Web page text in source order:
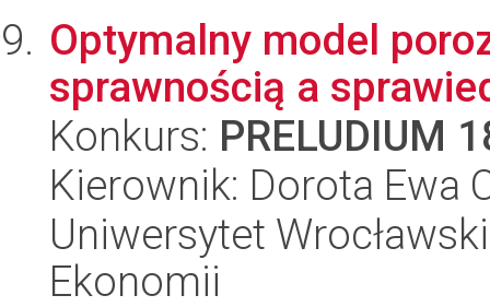
Optymalny model
sprawnością a
Konkurs: PRELUDIUM
Kierownik: Dorota Ewa
Uniwersytet
Ekonomii